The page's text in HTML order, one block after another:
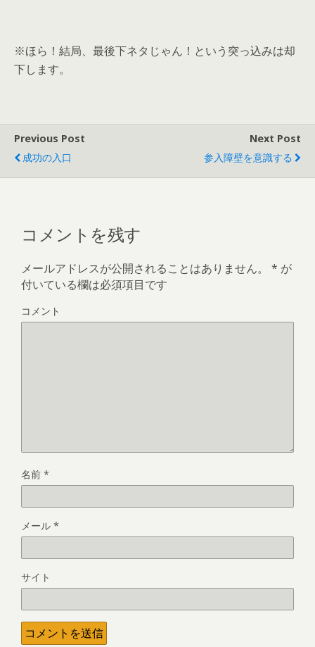
※ほら！結局、最後下ネタじゃん！という突っ込みは却
下します。
Previous Post
成功の入口
Next Post
参入障壁を意識する
コメントを残す
メールアドレスが公開されることはありません。 * が
付いている欄は必須項目です
コメント
名前 *
メール *
サイト